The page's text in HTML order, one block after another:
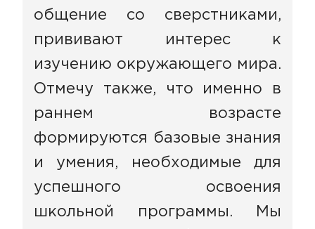
общение со сверстниками,
прививают интерес к
изучению окружающего мира.
Отмечу также, что именно в
раннем возрасте
формируются базовые знания
и умения, необходимые для
успешного освоения
школьной программы. Мы